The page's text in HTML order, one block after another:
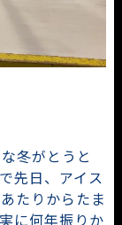
冬がとうと
先日、アイス
たりからたま
に何年振りか